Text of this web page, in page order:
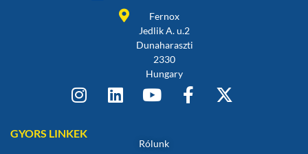
Fernox
Jedlik A. u.2
Dunaharaszti
2330
Hungary
GYORS LINKEK
Rólunk